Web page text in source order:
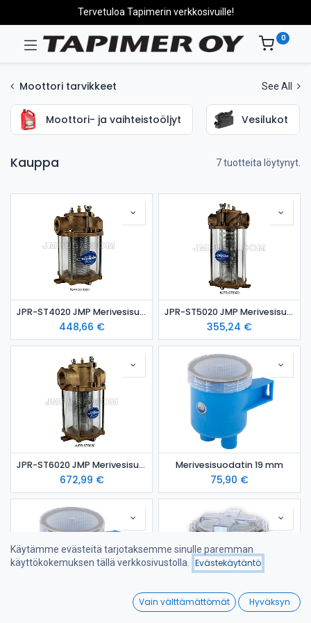
Nimi (A-Ö)
Wishlist
Tervetuloa Tapimerin verkkosivuille!
0
Moottori tarvikkeet See All
Moottori- ja vaihteistoöljyt Vesilukot
Kauppa 7 tuotteita löytynyt.
JPR-ST4020 JMP Merivesisuodatin - 1.5 tuumaa
448,66 €
JPR-ST5020 JMP Merivesisuodatin - 2 tuumaa
355,24 €
JPR-ST6020 JMP Merivesisuodatin - 2.5 tuumaa
672,99 €
Merivesisuodatin 19 mm
75,90 €
Käytämme evästeitä tarjotaksemme sinulle paremman
käyttökokemuksen tällä verkkosivustolla.
Evästekäytäntö
Vain välttämättömät Hyväksyn